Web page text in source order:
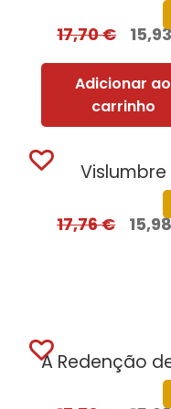
17,70€
Adicionar ao
carrinho
Vislumbre
17,76€